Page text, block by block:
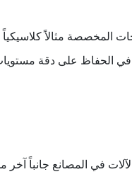
المخصصة مثالاً
الحفاظ على دقة
في المصانع جانباً آخر